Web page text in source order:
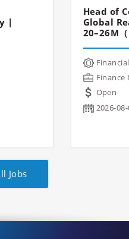
|
Head of
Global
20–26M（
Finance
Open
2026-
Jobs